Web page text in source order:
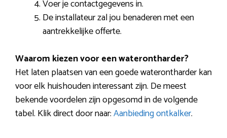
Voer je contactgegevens in.
De installateur zal jou benaderen met een
aantrekkelijke offerte.
Waarom kiezen voor een waterontharder?
Het laten plaatsen van een goede waterontharder kan
voor elk huishouden interessant zijn. De meest
bekende voordelen zijn opgesomd in de volgende
tabel. Klik direct door naar:Aanbieding ontkalker.